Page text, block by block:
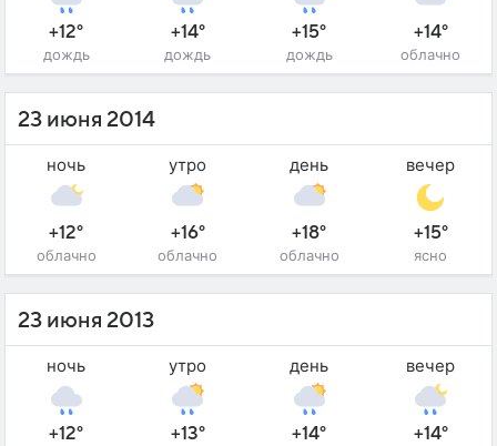
+12°
дождь
+14°
дождь
+15°
дождь
+14°
облачно
23 июня 2014
ночь
+12°
облачно
утро
+16°
облачно
день
+18°
облачно
вечер
+15°
ясно
23 июня 2013
ночь
+12°
утро
+13°
день
+14°
вечер
+14°